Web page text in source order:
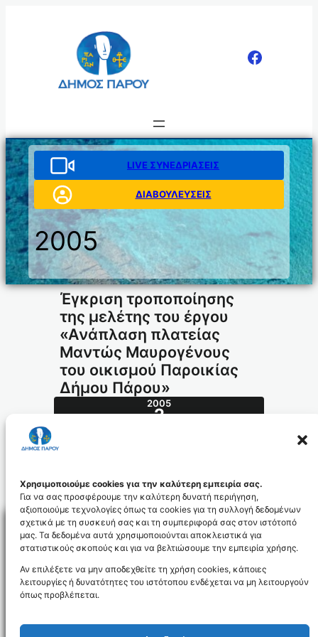
Χρησιμοποιούμε cookies για την καλύτερη εμπειρία σας.
Για να σας προσφέρουμε την καλύτερη δυνατή περιήγηση,
αξιοποιούμε τεχνολογίες όπως τα cookies για τη συλλογή δεδομένων
σχετικά με τη συσκευή σας και τη συμπεριφορά σας στον ιστότοπό
μας. Τα δεδομένα αυτά χρησιμοποιούνται αποκλειστικά για
στατιστικούς σκοπούς και για να βελτιώσουμε την εμπειρία χρήσης.
Αν επιλέξετε να μην αποδεχθείτε τη χρήση cookies, κάποιες
λειτουργίες ή δυνατότητες του ιστότοπου ενδέχεται να μη λειτουργούν
όπως προβλέπεται.
LIVE ΣΥΝΕΔΡΙΑΣΕΙΣ
ΔΙΑΒΟΥΛΕΥΣΕΙΣ
2005
Έγκριση τροποποίησης
της μελέτης του έργου
«Ανάπλαση πλατείας
Μαντώς Μαυρογένους
του οικισμού Παροικίας
Δήμου Πάρου»
2005
2
542.2005_id94
NEWSLETTER